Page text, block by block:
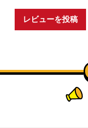
レビューを投稿